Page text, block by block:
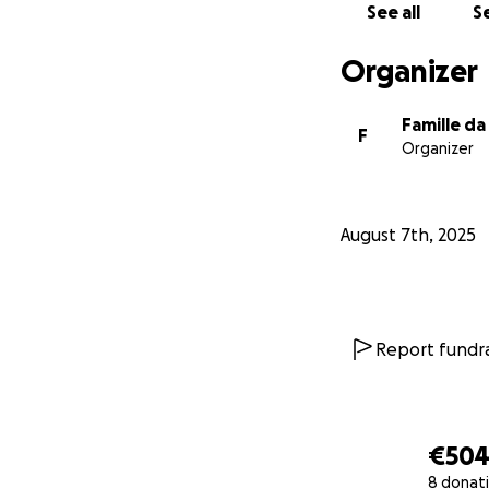
€504
8
See all
Organizer
F
Famille
Organizer
August 7th, 2025
Report